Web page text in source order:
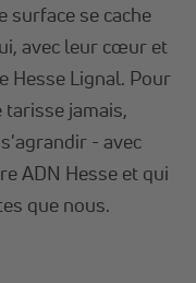
surface se cache
avec leur cœur et
Hesse Lignal. Pour
jamais,
- avec
ADN Hesse et qui
que nous.